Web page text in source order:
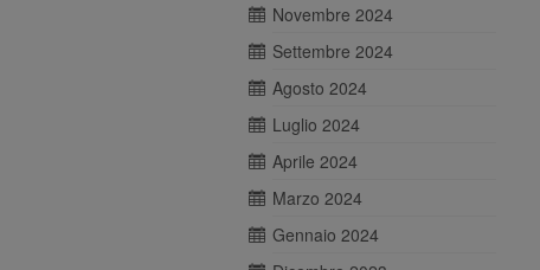
Novembre 2024
Settembre 2024
Agosto 2024
Luglio 2024
Aprile 2024
Marzo 2024
Gennaio 2024